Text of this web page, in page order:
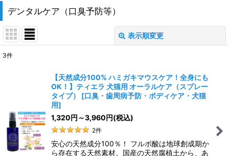
デンタルケア（口臭予防等）
表示順変更
絞り込む
3件
【天然成分100% ハミガキマウスケア！全身にも
OK！】ティエラ 犬猫用 オーラルケア（スプレー
タイプ）
[口臭・歯周病予防・ボディケア・犬猫
用]
1,320円 ～3,960円(税込)
2件
安心の天然成分100％！ フルボ酸は地球創成期か
ら存在する天然素材。国産の天然腐植土から、あ